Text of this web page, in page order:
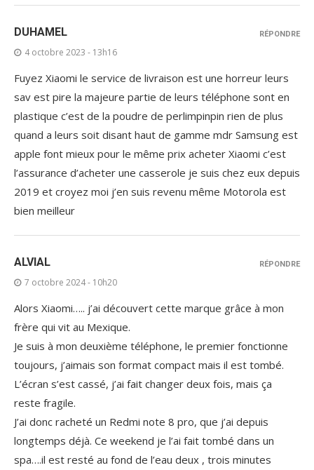
DUHAMEL
4 octobre 2023 - 13h16
Fuyez Xiaomi le service de livraison est une horreur leurs
sav est pire la majeure partie de leurs téléphone sont en
plastique c’est de la poudre de perlimpinpin rien de plus
quand a leurs soit disant haut de gamme mdr Samsung est
apple font mieux pour le même prix acheter Xiaomi c’est
l’assurance d’acheter une casserole je suis chez eux depuis
2019 et croyez moi j’en suis revenu même Motorola est
bien meilleur
RÉPONDRE
ALVIAL
7 octobre 2024 - 10h20
Alors Xiaomi….. j’ai découvert cette marque grâce à mon
frère qui vit au Mexique.
Je suis à mon deuxième téléphone, le premier fonctionne
toujours, j’aimais son format compact mais il est tombé.
L’écran s’est cassé, j’ai fait changer deux fois, mais ça
reste fragile.
J’ai donc racheté un Redmi note 8 pro, que j’ai depuis
longtemps déjà. Ce weekend je l’ai fait tombé dans un
spa….il est resté au fond de l’eau deux , trois minutes
RÉPONDRE